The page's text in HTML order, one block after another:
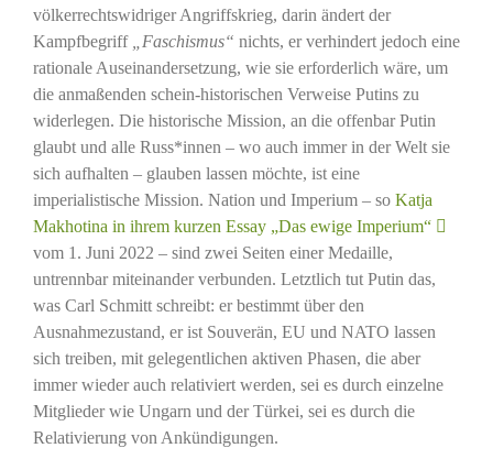
völkerrechtswidriger Angriffskrieg, darin ändert der
Kampfbegriff
„Faschismus“ nichts, er verhindert jedoch eine
rationale Auseinandersetzung, wie sie erforderlich wäre, um
die anmaßenden schein-historischen Verweise Putins zu
widerlegen. Die historische Mission, an die offenbar Putin
glaubt und alle Russ*innen – wo auch immer in der Welt sie
sich aufhalten – glauben lassen möchte, ist eine
imperialistische Mission. Nation und Imperium – so Katja
Makhotina in ihrem kurzen Essay „Das ewige Imperium“
vom 1. Juni 2022 – sind zwei Seiten einer Medaille,
untrennbar miteinander verbunden. Letztlich tut Putin das,
was Carl Schmitt schreibt: er bestimmt über den
Ausnahmezustand, er ist Souverän, EU und NATO lassen
sich treiben, mit gelegentlichen aktiven Phasen, die aber
immer wieder auch relativiert werden, sei es durch einzelne
Mitglieder wie Ungarn und der Türkei, sei es durch die
Relativierung von Ankündigungen.